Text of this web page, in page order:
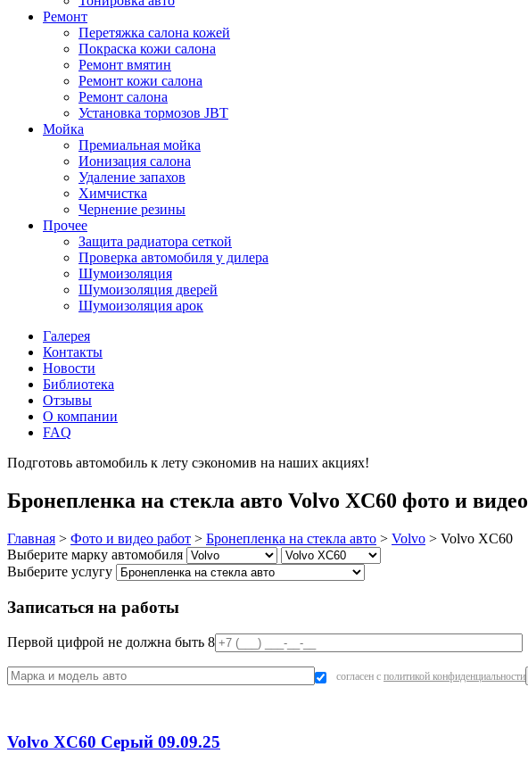
Ремонт
Перетяжка салона кожей
Покраска кожи салона
Ремонт вмятин
Ремонт кожи салона
Ремонт салона
Установка тормозов JBT
Мойка
Премиальная мойка
Ионизация салона
Удаление запахов
Химчистка
Чернение резины
Прочее
Защита радиатора сеткой
Проверка автомобиля у дилера
Шумоизоляция
Шумоизоляция дверей
Шумоизоляция арок
Галерея
Контакты
Новости
Библиотека
Отзывы
О компании
FAQ
Подготовь автомобиль к лету сэкономив на наших акциях!
Бронепленка на стекла авто Volvo XC60 фото и видео
Главная > Фото и видео работ > Бронепленка на стекла авто > Volvo > Volvo XC60
Выберите марку автомобиля
Выберите услугу
Записаться на работы
Первой цифрой не должна быть 8
согласен с политикой конфиденциальности
Volvo XC60 Серый 09.09.25